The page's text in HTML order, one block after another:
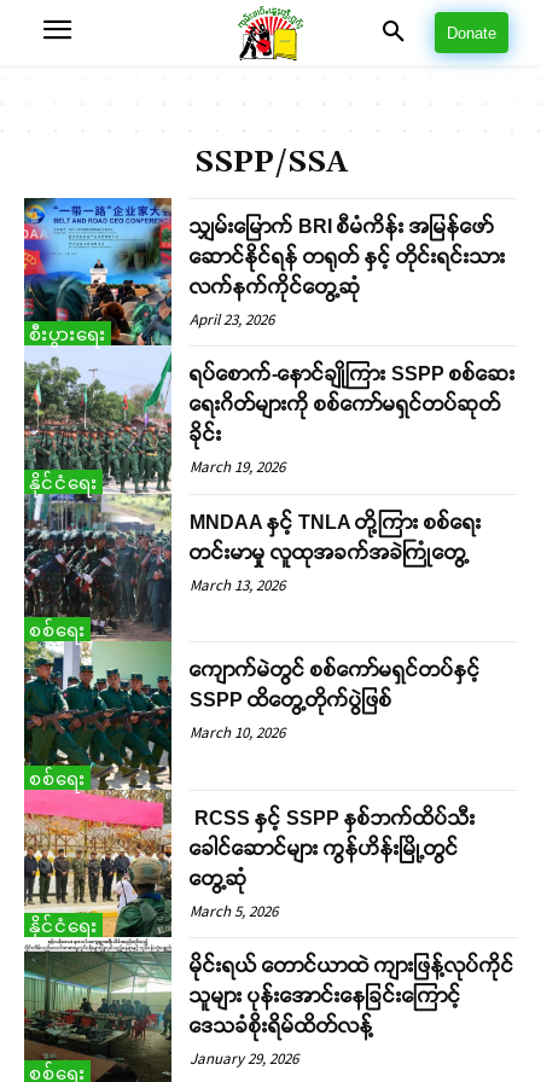
Donate
SSPP/SSA
စီးပွားရေး
သျှမ်းမြောက် BRI စီမံကိန်း အမြန်ဖော်
ဆောင်နိုင်ရန် တရုတ် နှင့် တိုင်းရင်းသား
လက်နက်ကိုင်တွေ့ဆုံ
April 23, 2026
နိုင်ငံရေး
ရပ်စောက်-နောင်ချိုကြား SSPP စစ်ဆေး
ရေးဂိတ်များကို စစ်ကော်မရှင်တပ်ဆုတ်
ခိုင်း
March 19, 2026
စစ်ရေး
MNDAA နှင့် TNLA တို့ကြား စစ်ရေး
တင်းမာမှု လူထုအခက်အခဲကြုံတွေ့
March 13, 2026
စစ်ရေး
ကျောက်မဲတွင် စစ်ကော်မရှင်တပ်နှင့်
SSPP ထိတွေ့တိုက်ပွဲဖြစ်
March 10, 2026
နိုင်ငံရေး
RCSS နှင့် SSPP နှစ်ဘက်ထိပ်သီး
ခေါင်ဆောင်များ ကွန်ဟိန်းမြို့တွင်
တွေ့ဆုံ
March 5, 2026
စစ်ရေး
မိုင်းရယ် တောင်ယာထဲ ကျားဖြန့်လုပ်ကိုင်
သူများ ပုန်းအောင်းနေခြင်းကြောင့်
ဒေသခံစိုးရိမ်ထိတ်လန့်
January 29, 2026